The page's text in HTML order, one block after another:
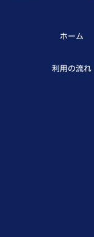
ホーム
利用の流れ